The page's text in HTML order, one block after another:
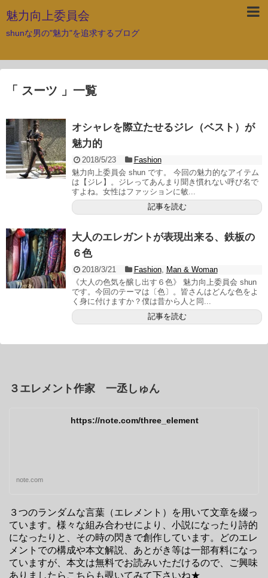
魅力向上委員会
shunな男の"魅力"を追求するブログ
「 スーツ 」一覧
オシャレを際立たせるジレ（ベスト）が
魅力的
2018/5/23
Fashion
魅力向上委員会 shun です。 今回の魅力的なアイテム
は【ジレ】。ジレってあんまり聞き慣れない呼び名で
すよね。女性はファッションに敏...
記事を読む
大人のエレガントが表現出来る、鉄板の
６色
2018/3/21 Fashion,
Man & Woman
《大人の色気を醸し出す６色》 魅力向上委員会 shun
です。今回のテーマは〔色〕。皆さんはどんな色をよ
く身に付けますか？僕は昔から人と同...
記事を読む
３エレメント作家 一丞しゅん
https://note.com/three_element
note.com
３つのランダムな言葉（エレメント）を用いて文章を綴っ
ています。様々な組み合わせにより、小説になったり詩的
になったりと、その時の閃きで創作しています。どのエレ
メントでの構成や本文解説、あとがき等は一部有料になっ
ていますが、本文は無料でお読みいただけるので、ご興味
ありましたらこちらも覗いてみて下さいね★